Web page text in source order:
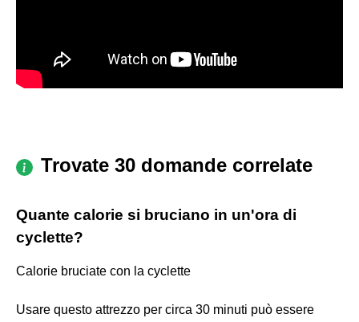
Trovate 30 domande correlate
Quante calorie si bruciano in un'ora di
cyclette?
Calorie bruciate con la cyclette
Usare questo attrezzo per circa 30 minuti può essere